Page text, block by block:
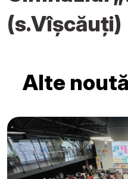
(s.Vîșcăuți)
Alte